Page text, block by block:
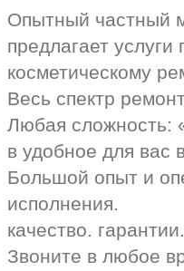
Опытный частный
предлагает
косметическому
Весь спектр
Любая сложность:
в удобное для вас
Большой опыт и
исполнения.
качество.
Звоните в любое